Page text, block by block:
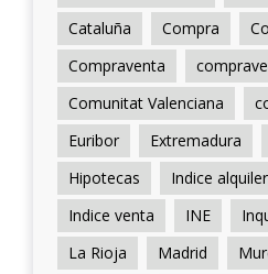
Cataluña
Compra
Compraventa
Comunitat Valenciana
Euribor
Extremadura
Hipotecas
Indice alquiler
Indice venta
INE
La Rioja
Madrid